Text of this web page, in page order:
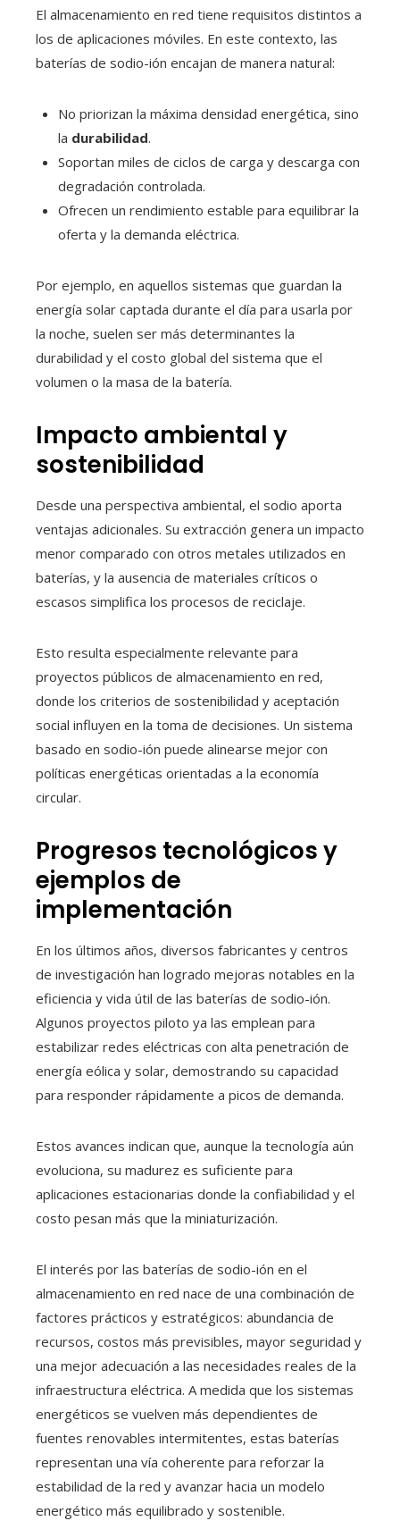
El almacenamiento en red tiene requisitos distintos a
los de aplicaciones móviles. En este contexto, las
baterías de sodio-ión encajan de manera natural:
No priorizan la máxima densidad energética, sino
la durabilidad.
Soportan miles de ciclos de carga y descarga con
degradación controlada.
Ofrecen un rendimiento estable para equilibrar la
oferta y la demanda eléctrica.
Por ejemplo, en aquellos sistemas que guardan la
energía solar captada durante el día para usarla por
la noche, suelen ser más determinantes la
durabilidad y el costo global del sistema que el
volumen o la masa de la batería.
Impacto ambiental y
sostenibilidad
Desde una perspectiva ambiental, el sodio aporta
ventajas adicionales. Su extracción genera un impacto
menor comparado con otros metales utilizados en
baterías, y la ausencia de materiales críticos o
escasos simplifica los procesos de reciclaje.
Esto resulta especialmente relevante para
proyectos públicos de almacenamiento en red,
donde los criterios de sostenibilidad y aceptación
social influyen en la toma de decisiones. Un sistema
basado en sodio-ión puede alinearse mejor con
políticas energéticas orientadas a la economía
circular.
Progresos tecnológicos y
ejemplos de
implementación
En los últimos años, diversos fabricantes y centros
de investigación han logrado mejoras notables en la
eficiencia y vida útil de las baterías de sodio-ión.
Algunos proyectos piloto ya las emplean para
estabilizar redes eléctricas con alta penetración de
energía eólica y solar, demostrando su capacidad
para responder rápidamente a picos de demanda.
Estos avances indican que, aunque la tecnología aún
evoluciona, su madurez es suficiente para
aplicaciones estacionarias donde la confiabilidad y el
costo pesan más que la miniaturización.
El interés por las baterías de sodio-ión en el
almacenamiento en red nace de una combinación de
factores prácticos y estratégicos: abundancia de
recursos, costos más previsibles, mayor seguridad y
una mejor adecuación a las necesidades reales de la
infraestructura eléctrica. A medida que los sistemas
energéticos se vuelven más dependientes de
fuentes renovables intermitentes, estas baterías
representan una vía coherente para reforzar la
estabilidad de la red y avanzar hacia un modelo
energético más equilibrado y sostenible.